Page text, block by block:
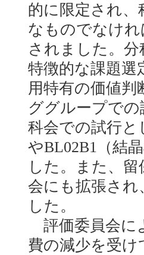
的に限定され、
なものでなけ
されました。
特徴的な課題選
用特有の価値
ググループでの
科会での試行と
やBL02B1（結
した。また、
会にも拡張さ
した。
評価委員会に
費の減少を受け